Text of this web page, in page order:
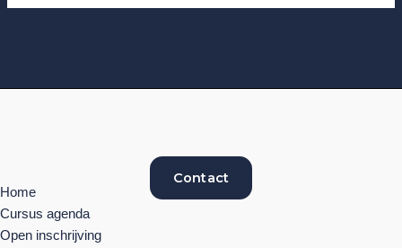
Contact
Home
Cursus agenda
Open inschrijving